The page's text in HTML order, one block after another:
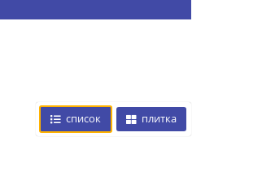
список плитка